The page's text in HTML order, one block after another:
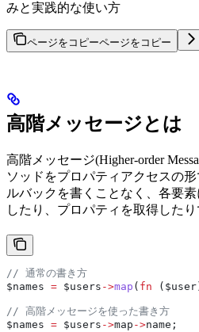
みと実践的な使い方
ページをコピーページをコピー
高階メッセージとは
高階メッセージ(Higher-order
ソッドをプロパティアクセスの
ルバックを書くことなく、各要
したり、プロパティを取得したり
// 通常の書き方
$names = $users ->map ( fn ( $user
// 高階メッセージを使った書き方
$names = $users ->map ->name ;